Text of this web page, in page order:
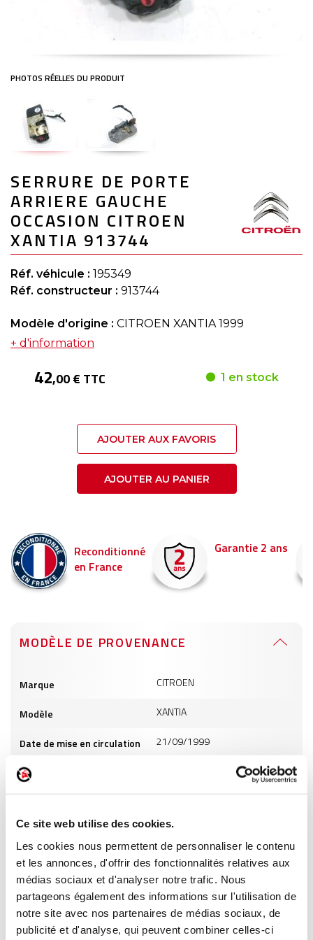
Ce site web utilise des cookies.
Les cookies nous permettent de personnaliser le contenu
et les annonces, d'offrir des fonctionnalités relatives aux
médias sociaux et d'analyser notre trafic. Nous
partageons également des informations sur l'utilisation de
notre site avec nos partenaires de médias sociaux, de
publicité et d'analyse, qui peuvent combiner celles-ci
to
the
beginning
of
the
images
gallery
SERRURE DE PORTE
ARRIERE GAUCHE
OCCASION CITROEN
XANTIA 913744
Réf. véhicule : 195349
Réf. constructeur : 913744
Modèle d'origine : CITROEN XANTIA 1999
+ d'information
42,00 € TTC 1 en stock
AJOUTER AUX FAVORIS
AJOUTER AU PANIER
Reconditionné
en France
Garantie 2 ans
MODÈLE DE PROVENANCE
produits
Marque CITROEN
Modèle XANTIA
Date de mise en circulation 21/09/1999
Cylindrée
Carburant GO
INFORMATIONS PRODUITS